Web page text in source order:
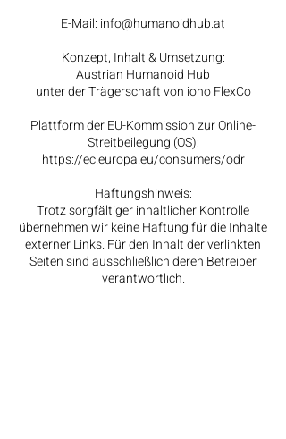
E-Mail: info@humanoidhub.at
Konzept, Inhalt & Umsetzung:
Austrian Humanoid Hub
unter der Trägerschaft von iono FlexCo
Plattform der EU-Kommission zur Online-
Streitbeilegung (OS):
https://ec.europa.eu/consumers/odr
Haftungshinweis:
Trotz sorgfältiger inhaltlicher Kontrolle
übernehmen wir keine Haftung für die Inhalte
externer Links. Für den Inhalt der verlinkten
Seiten sind ausschließlich deren Betreiber
verantwortlich.